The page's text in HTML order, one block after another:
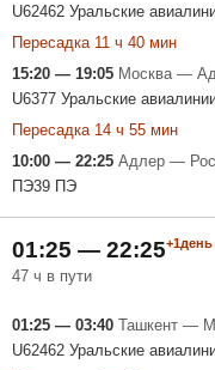
U62462 Уральские
Пересадка 11 ч 40 мин
15:20 — 19:05 Москва —
U6377 Уральские
Пересадка 14 ч 55 мин
10:00 — 22:25 Адлер —
ПЭ39 ПЭ
01:25 — 22:25+1день
47 ч в пути
01:25 — 03:40 Ташкент —
U62462 Уральские